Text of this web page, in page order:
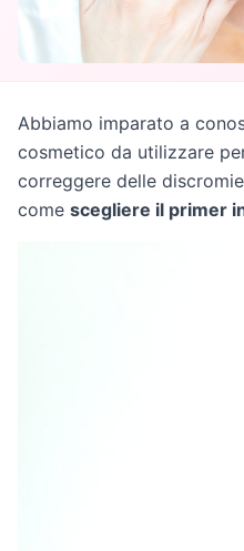
Abbiamo imparato a
cosmetico da utilizzare
correggere delle
come scegliere il primer